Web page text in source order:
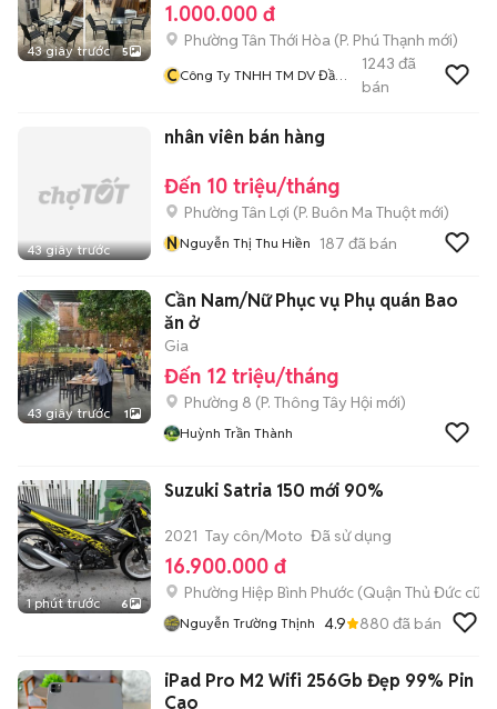
43 giây trước 5
1.000.000 đ
Phường Tân Thới Hòa (P. Phú Thạnh mới)
CCông Ty TNHH TM DV Đầu
1243 đã
bán
43 giây trước
nhân viên bán hàng
Đến 10 triệu/tháng
Phường Tân Lợi (P. Buôn Ma Thuột mới)
NNguyễn Thị Thu Hiền 187 đã bán
43 giây trước 1
Cần Nam/Nữ Phục vụ Phụ quán Bao
ăn ở
Gia
Đến 12 triệu/tháng
Phường 8 (P. Thông Tây Hội mới)
Huỳnh Trần Thành
1 phút trước 6
Suzuki Satria 150 mới 90%
2021 Tay côn/Moto Đã sử dụng
16.900.000 đ
Phường Hiệp Bình Phước (Quận Thủ Đức cũ)
Nguyễn Trường Thịnh 4.9 880 đã bán
iPad Pro M2 Wifi 256Gb Đẹp 99% Pin
Cao